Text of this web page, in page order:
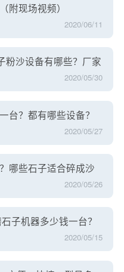
附现场视频）
2020/06/11
粉沙设备有哪些？厂家
2020/05/30
台？都有哪些设备？
2020/05/27
哪些石子适合碎成沙
2020/05/26
子机器多少钱一台？
2020/05/15